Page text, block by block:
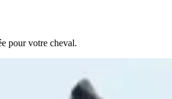
pour votre cheval.